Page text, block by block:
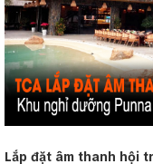
Lắp đặt âm thanh hội